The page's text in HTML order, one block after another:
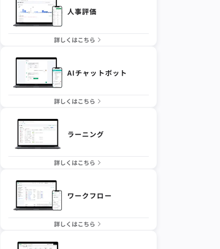
人事評価
詳しくはこちら
AIチャットボット
詳しくはこちら
ラーニング
詳しくはこちら
ワークフロー
詳しくはこちら